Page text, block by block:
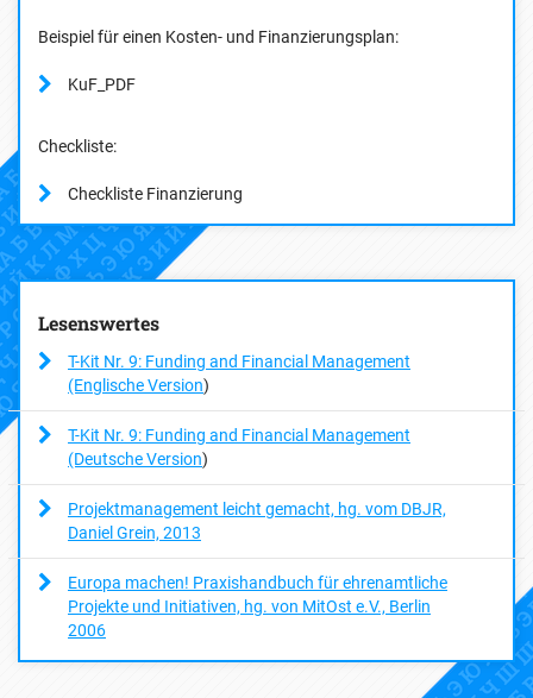
Beispiel für einen Kosten- und Finanzierungsplan:
KuF_PDF
Checkliste:
Checkliste Finanzierung
Lesenswertes
T-Kit Nr. 9: Funding and Financial Management
(Englische Version)
T-Kit Nr. 9: Funding and Financial Management
(Deutsche Version)
Projektmanagement leicht gemacht, hg. vom DBJR,
Daniel Grein, 2013
Europa machen! Praxishandbuch für ehrenamtliche
Projekte und Initiativen, hg. von MitOst e.V., Berlin
2006